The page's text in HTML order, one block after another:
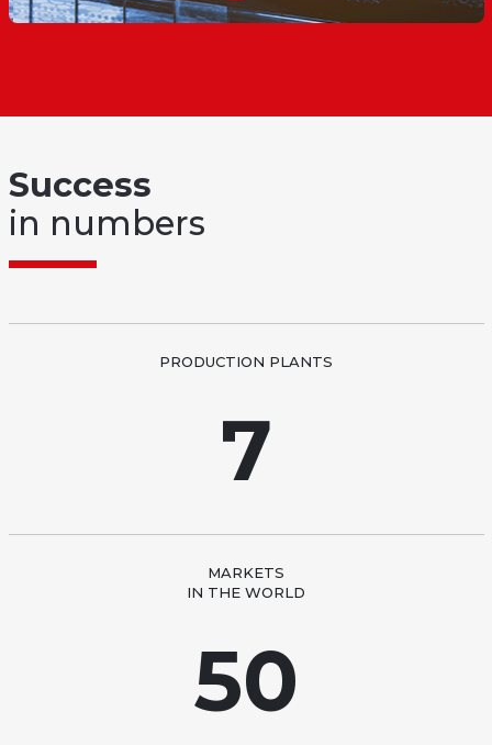
Success
in numbers
PRODUCTION PLANTS
7
MARKETS
IN THE WORLD
50